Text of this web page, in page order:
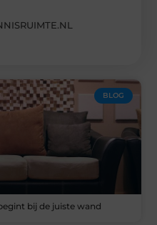
BLOG
bij de juiste wand